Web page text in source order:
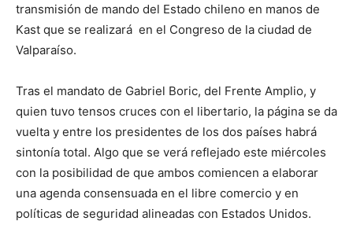
transmisión de mando del Estado chileno en manos de
Kast que se realizará en el Congreso de la ciudad de
Valparaíso.
Tras el mandato de Gabriel Boric, del Frente Amplio, y
quien tuvo tensos cruces con el libertario, la página se da
vuelta y entre los presidentes de los dos países habrá
sintonía total. Algo que se verá reflejado este miércoles
con la posibilidad de que ambos comiencen a elaborar
una agenda consensuada en el libre comercio y en
políticas de seguridad alineadas con Estados Unidos.